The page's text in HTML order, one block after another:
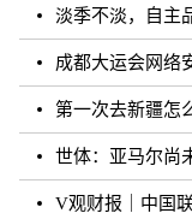
淡季不淡，自主品牌
成都大运会网络
第一次去新疆怎
世体：亚马尔尚未与
V观财报｜中国联通